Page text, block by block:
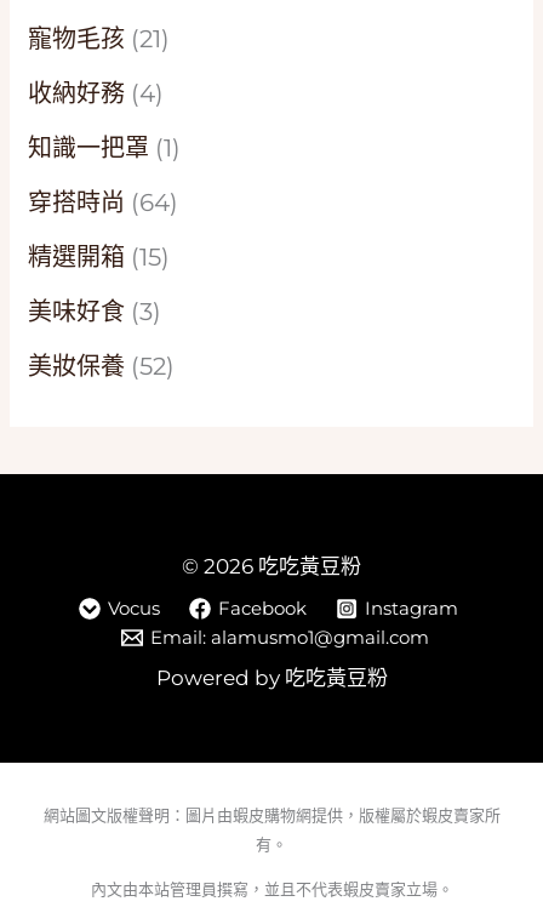
寵物毛孩 (21)
收納好務 (4)
知識一把罩 (1)
穿搭時尚 (64)
精選開箱 (15)
美味好食 (3)
美妝保養 (52)
© 2026 吃吃黃豆粉
Vocus Facebook
Instagram
Email: alamusmo1@gmail.com
Powered by 吃吃黃豆粉
網站圖文版權聲明：圖片由蝦皮購物網提供，版權屬於蝦皮賣家所
有。
內文由本站管理員撰寫，並且不代表蝦皮賣家立場。